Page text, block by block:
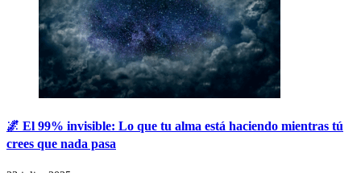
🌌 El 99% invisible: Lo que tu alma está haciendo mientras tú
crees que nada pasa